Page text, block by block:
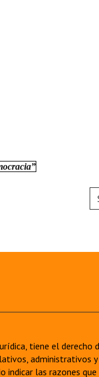
tiene el derecho
administrativos y
indicar las razones